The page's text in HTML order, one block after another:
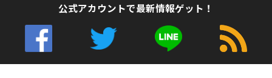
公式アカウントで最新情報ゲット！